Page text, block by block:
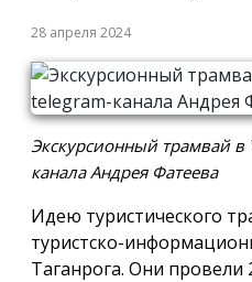
28 апреля 2024
Экскурсионный трамвай в
канала Андрея Фатеева
Идею туристического
туристско-
Таганрога. Они провели